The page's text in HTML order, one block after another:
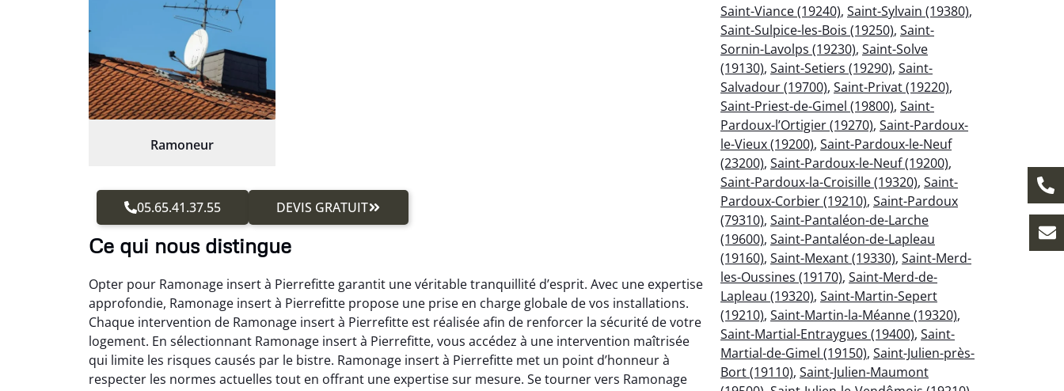
Ramoneur
05.65.41.37.55 DEVIS GRATUIT
Ce qui nous distingue
Opter pour Ramonage insert à Pierrefitte garantit une véritable tranquillité d’esprit. Avec une expertise
approfondie, Ramonage insert à Pierrefitte propose une prise en charge globale de vos installations.
Chaque intervention de Ramonage insert à Pierrefitte est réalisée afin de renforcer la sécurité de votre
logement. En sélectionnant Ramonage insert à Pierrefitte, vous accédez à une intervention maîtrisée
qui limite les risques causés par le bistre. Ramonage insert à Pierrefitte met un point d’honneur à
respecter les normes actuelles tout en offrant une expertise sur mesure. Se tourner vers Ramonage
Saint-Viance (19240), Saint-Sylvain (19380),
Saint-Sulpice-les-Bois (19250), Saint-
Sornin-Lavolps (19230), Saint-Solve
(19130), Saint-Setiers (19290), Saint-
Salvadour (19700), Saint-Privat (19220),
Saint-Priest-de-Gimel (19800), Saint-
Pardoux-l’Ortigier (19270), Saint-Pardoux-
le-Vieux (19200), Saint-Pardoux-le-Neuf
(23200), Saint-Pardoux-le-Neuf (19200),
Saint-Pardoux-la-Croisille (19320), Saint-
Pardoux-Corbier (19210), Saint-Pardoux
(79310), Saint-Pantaléon-de-Larche
(19600), Saint-Pantaléon-de-Lapleau
(19160), Saint-Mexant (19330), Saint-Merd-
les-Oussines (19170), Saint-Merd-de-
Lapleau (19320), Saint-Martin-Sepert
(19210), Saint-Martin-la-Méanne (19320),
Saint-Martial-Entraygues (19400), Saint-
Martial-de-Gimel (19150), Saint-Julien-près-
Bort (19110), Saint-Julien-Maumont